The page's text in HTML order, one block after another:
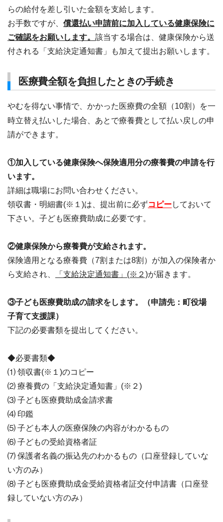
らの給付を差し引いた金額を支給します。
お手数ですが、 償還払い申請前に加入している健康保険に
ご確認をお願いします。 該当する場合は、健康保険から送
付される「支給決定通知書」も加えて提出お願いします。
医療費全額を負担したときの手続き
やむを得ない事情で、かかった医療費の全額（10割）を一
時立替え払いした場合、あとで療養費として払い戻しの申
請ができます。
①加入している健康保険へ保険適用分の療養費の申請を行
います。
詳細は職場にお問い合わせください。
領収書・明細書(※１)は、提出前に必ずコピーしておいて
下さい。子ども医療費助成に必要です。
②健康保険から療養費が支給されます。
保険適用となる療養費（7割または8割）が加入の保険者か
ら支給され、
「支給決定通知書」(※２)が届きます。
③子ども医療費助成の請求をします。（申請先：町役場
子育て支援課）
下記の必要書類を提出してください。
◆必要書類◆
⑴ 領収書(※１)のコピー
⑵ 療養費の「支給決定通知書」(※２)
⑶ 子ども医療費助成金請求書
⑷ 印鑑
⑸ 子ども本人の医療保険の内容がわかるもの
⑹ 子どもの受給資格者証
⑺ 保護者名義の振込先のわかるもの（口座登録していな
い方のみ）
⑻ 子ども医療費助成金受給資格者証交付申請書（口座登
録していない方のみ）